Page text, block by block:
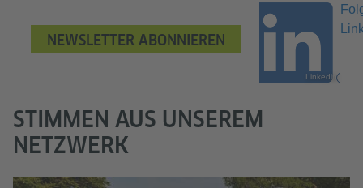
NEWSLETTER ABONNIEREN
Linkedin
STIMMEN AUS UNSEREM
NETZWERK